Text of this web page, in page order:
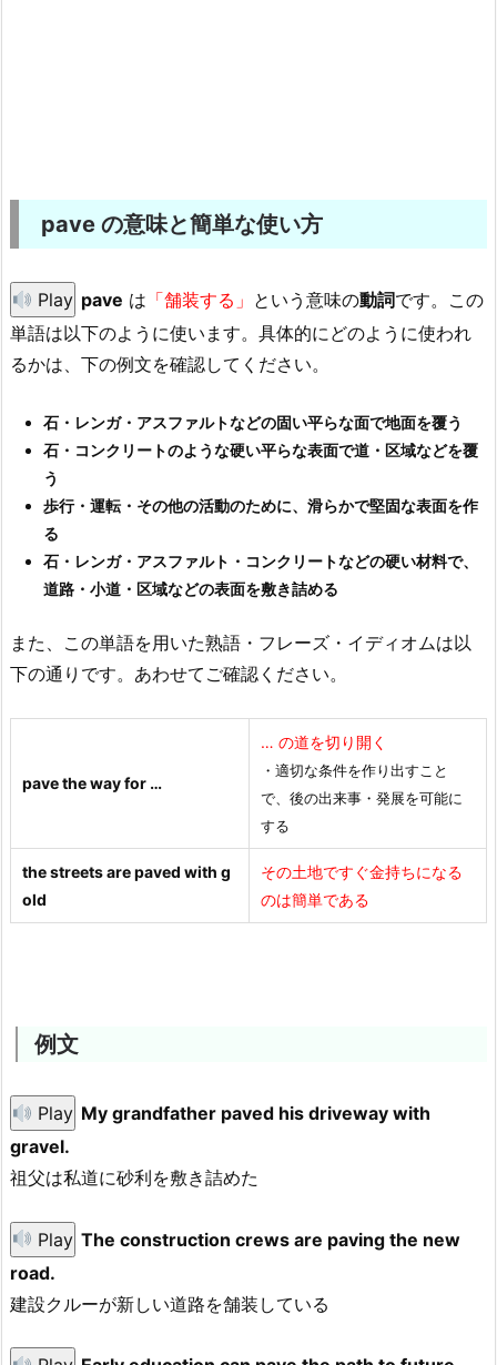
pave の意味と簡単な使い方
Play pave は 「舗装する」 という意味の動詞です。この
単語は以下のように使います。具体的にどのように使われ
るかは、下の例文を確認してください。
石・レンガ・アスファルトなどの固い平らな面で地面を覆う
石・コンクリートのような硬い平らな表面で道・区域などを覆
う
歩行・運転・その他の活動のために、滑らかで堅固な表面を作
る
石・レンガ・アスファルト・コンクリートなどの硬い材料で、
道路・小道・区域などの表面を敷き詰める
また、この単語を用いた熟語・フレーズ・イディオムは以
下の通りです。あわせてご確認ください。
pave the way for …
… の道を切り開く
・適切な条件を作り出すこと
で、後の出来事・発展を可能に
する
the streets are paved with g
old
その土地ですぐ金持ちになる
のは簡単である
例文
Play My grandfather paved his driveway with
gravel.
祖父は私道に砂利を敷き詰めた
Play The construction crews are paving the new
road.
建設クルーが新しい道路を舗装している